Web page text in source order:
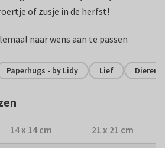
of zusje in de herfst!
naar wens aan te passen
Paperhugs - by Lidy Lief Dieren
14 x 14 cm 21 x 21 cm